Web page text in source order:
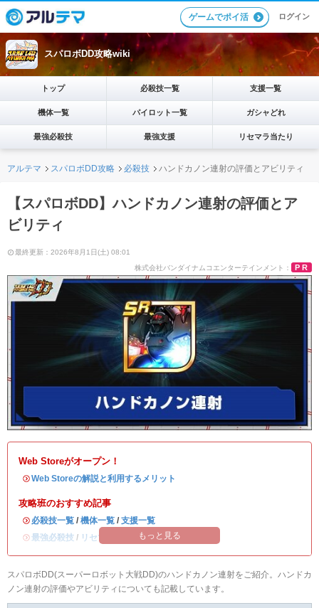
ゲームでポイ活 ログイン
スパロボDD攻略wiki
トップ 必殺技一覧 支援一覧
機体一覧 パイロット一覧 ガシャどれ
最強必殺技 最強支援 リセマラ当たり
アルテマ スパロボDD攻略 必殺技 ハンドカノン連射の評価とアビリティ
【スパロボDD】ハンドカノン連射の評価とア
ビリティ
最終更新：2026年8月1日(土) 08:01
PR
Web Storeがオープン！
・Web Storeの解説と利用するメリット
攻略班のおすすめ記事
・ 必殺技一覧 / 機体一覧 / 支援一覧
・最強必殺技 / リセマラ当たりランキング
もっと見る
スパロボDD(スーパーロボット大戦DD)のハンドカノン連射をご紹介。ハンドカ
ノン連射の評価やアビリティについても記載しています。